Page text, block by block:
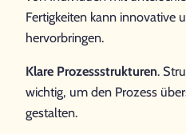
Fertigkeiten kann innovative
hervorbringen.
Klare Prozessstrukturen.
wichtig, um den Prozess
gestalten.